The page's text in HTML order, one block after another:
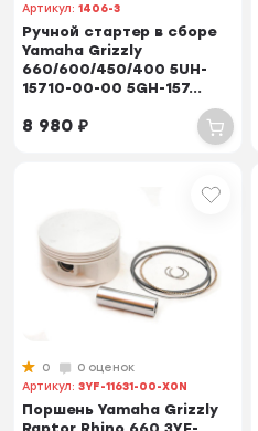
Артикул:1406-3
Ручной стартер в сборе
Yamaha Grizzly
660/600/450/400 5UH-
15710-00-00 5GH-157...
8 980₽
0
0 оценок
Артикул:3YF-11631-00-X0N
Поршень Yamaha Grizzly
Raptor Rhino 660 3YF-